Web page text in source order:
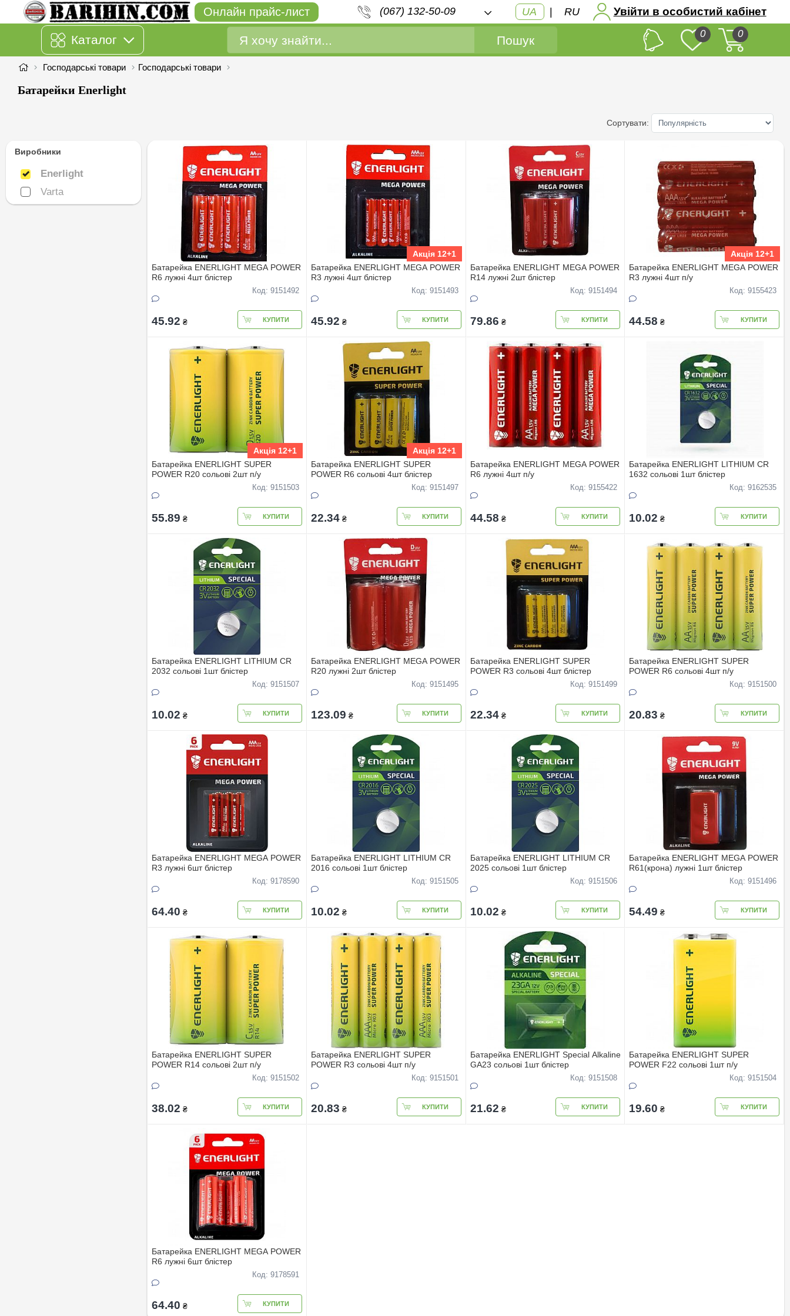
Онлайн прайс-лист (067) 132-50-09 UA | RU Увійти в особистий кабінет
Каталог Пошук 0 0
Господарські товари Господарські товари
Батарейки Enerlight
Сортувати:
Виробники
Enerlight
Enerlight
Varta
Varta
Батарейка ENERLIGHT MEGA POWER
R6 лужнi 4шт блiстер
Код: 9151492
45.92 ₴ КУПИТИ
Акція 12+1
Батарейка ENERLIGHT MEGA POWER
R3 лужнi 4шт блiстер
Код: 9151493
45.92 ₴ КУПИТИ
Батарейка ENERLIGHT MEGA POWER
R14 лужнi 2шт блiстер
Код: 9151494
79.86 ₴ КУПИТИ
Акція 12+1
Батарейка ENERLIGHT MEGA POWER
R3 лужнi 4шт п/у
Код: 9155423
44.58 ₴ КУПИТИ
Акція 12+1
Батарейка ENERLIGHT SUPER
POWER R20 сольовi 2шт п/у
Код: 9151503
55.89 ₴ КУПИТИ
Акція 12+1
Батарейка ENERLIGHT SUPER
POWER R6 сольовi 4шт блiстер
Код: 9151497
22.34 ₴ КУПИТИ
Батарейка ENERLIGHT MEGA POWER
R6 лужнi 4шт п/у
Код: 9155422
44.58 ₴ КУПИТИ
Батарейка ENERLIGHT LITHIUM CR
1632 сольовi 1шт блiстер
Код: 9162535
10.02 ₴ КУПИТИ
Батарейка ENERLIGHT LITHIUM CR
2032 сольовi 1шт блiстер
Код: 9151507
10.02 ₴ КУПИТИ
Батарейка ENERLIGHT MEGA POWER
R20 лужнi 2шт блiстер
Код: 9151495
123.09 ₴ КУПИТИ
Батарейка ENERLIGHT SUPER
POWER R3 сольовi 4шт блiстер
Код: 9151499
22.34 ₴ КУПИТИ
Батарейка ENERLIGHT SUPER
POWER R6 сольовi 4шт п/у
Код: 9151500
20.83 ₴ КУПИТИ
Батарейка ENERLIGHT MEGA POWER
R3 лужнi 6шт блiстер
Код: 9178590
64.40 ₴ КУПИТИ
Батарейка ENERLIGHT LITHIUM CR
2016 сольовi 1шт блiстер
Код: 9151505
10.02 ₴ КУПИТИ
Батарейка ENERLIGHT LITHIUM CR
2025 сольовi 1шт блiстер
Код: 9151506
10.02 ₴ КУПИТИ
Батарейка ENERLIGHT MEGA POWER
R61(крона) лужнi 1шт блiстер
Код: 9151496
54.49 ₴ КУПИТИ
Батарейка ENERLIGHT SUPER
POWER R14 сольовi 2шт п/у
Код: 9151502
38.02 ₴ КУПИТИ
Батарейка ENERLIGHT SUPER
POWER R3 сольовi 4шт п/у
Код: 9151501
20.83 ₴ КУПИТИ
Батарейка ENERLIGHT Special Alkaline
GA23 сольовi 1шт блiстер
Код: 9151508
21.62 ₴ КУПИТИ
Батарейка ENERLIGHT SUPER
POWER F22 сольовi 1шт п/у
Код: 9151504
19.60 ₴ КУПИТИ
Батарейка ENERLIGHT MEGA POWER
R6 лужнi 6шт блiстер
Код: 9178591
64.40 ₴ КУПИТИ